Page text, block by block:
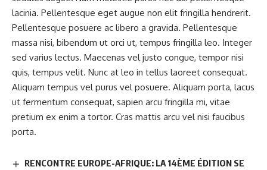
lacinia. Pellentesque eget augue non elit fringilla hendrerit.
Pellentesque posuere ac libero a gravida. Pellentesque
massa nisi, bibendum ut orci ut, tempus fringilla leo. Integer
sed varius lectus. Maecenas vel justo congue, tempor nisi
quis, tempus velit. Nunc at leo in tellus laoreet consequat.
Aliquam tempus vel purus vel posuere. Aliquam porta, lacus
ut fermentum consequat, sapien arcu fringilla mi, vitae
pretium ex enim a tortor. Cras mattis arcu vel nisi faucibus
porta.
RENCONTRE EUROPE-AFRIQUE: LA 14ÈME ÉDITION SE